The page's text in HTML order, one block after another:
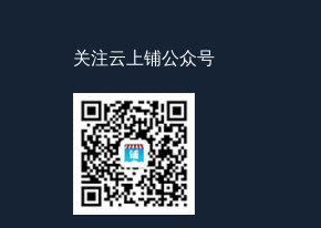
关注云上铺公众号